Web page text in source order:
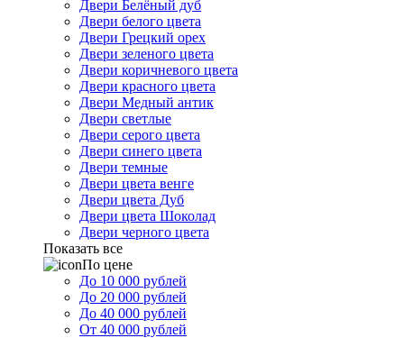
Двери Белёный дуб
Двери белого цвета
Двери Грецкий орех
Двери зеленого цвета
Двери коричневого цвета
Двери красного цвета
Двери Медный антик
Двери светлые
Двери серого цвета
Двери синего цвета
Двери темные
Двери цвета венге
Двери цвета Дуб
Двери цвета Шоколад
Двери черного цвета
Показать все
По цене
До 10 000 рублей
До 20 000 рублей
До 40 000 рублей
От 40 000 рублей